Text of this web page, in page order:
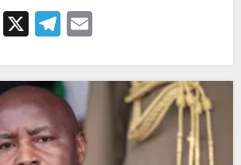
Twitter
X Telegram